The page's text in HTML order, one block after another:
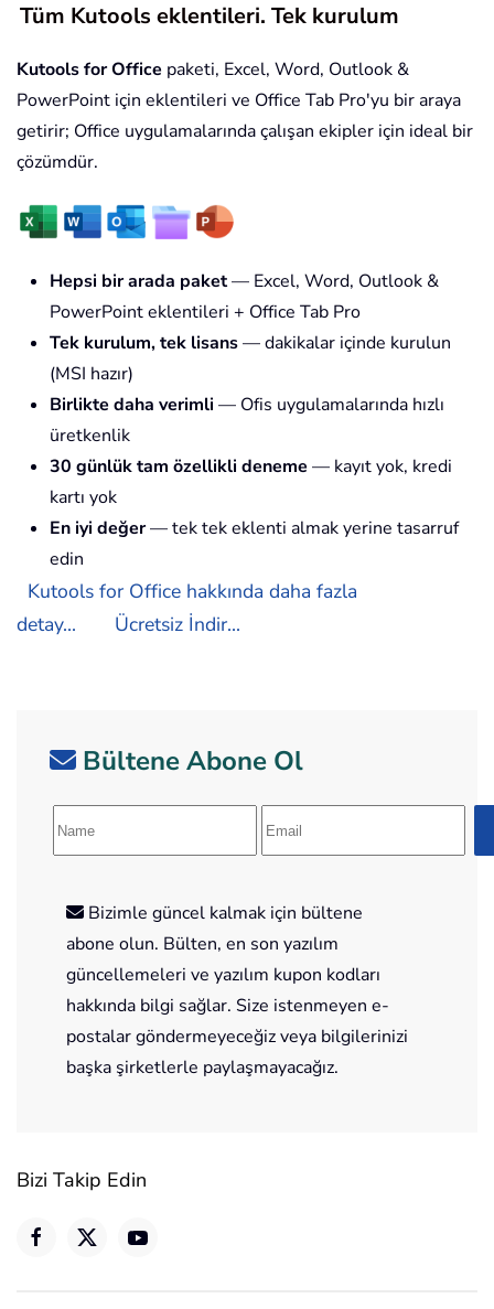
Tüm Kutools eklentileri. Tek kurulum
Kutools for Office paketi, Excel, Word, Outlook &
PowerPoint için eklentileri ve Office Tab Pro'yu bir araya
getirir; Office uygulamalarında çalışan ekipler için ideal bir
çözümdür.
Hepsi bir arada paket— Excel, Word, Outlook &
PowerPoint eklentileri + Office Tab Pro
Tek kurulum, tek lisans— dakikalar içinde kurulun
(MSI hazır)
Birlikte daha verimli — Ofis uygulamalarında hızlı
üretkenlik
30 günlük tam özellikli deneme — kayıt yok, kredi
kartı yok
En iyi değer— tek tek eklenti almak yerine tasarruf
edin
Kutools for Office hakkında daha fazla
detay...
Ücretsiz İndir...
Bültene Abone Ol
Bizimle güncel kalmak için bültene
abone olun. Bülten, en son yazılım
güncellemeleri ve yazılım kupon kodları
hakkında bilgi sağlar. Size istenmeyen e-
postalar göndermeyeceğiz veya bilgilerinizi
başka şirketlerle paylaşmayacağız.
Bizi Takip Edin